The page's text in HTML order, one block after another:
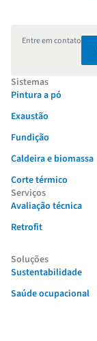
Entre em contato
Sistemas
Pintura a pó
Exaustão
Fundição
Caldeira e biomassa
Corte térmico
Serviços
Avaliação técnica
Retrofit
Soluções
Sustentabilidade
Saúde ocupacional